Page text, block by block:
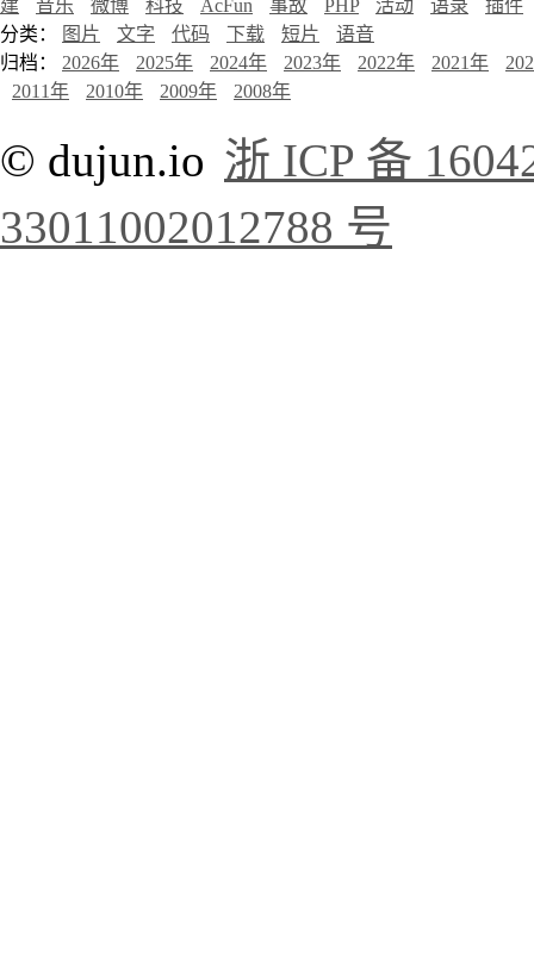
建 音乐 微博 科技 AcFun 事故 PHP 活动 语录
插件
分类：
图片 文字 代码 下载 短片
语音
归档： 2026年 2025年 2024年 2023年 2022年 2021年
2011年
2010年 2009年 2008年
© dujun.io 浙 ICP 备
33011002012788 号